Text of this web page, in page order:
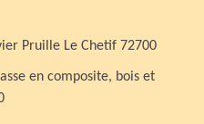
Pruille Le Chetif 72700
en composite, bois et